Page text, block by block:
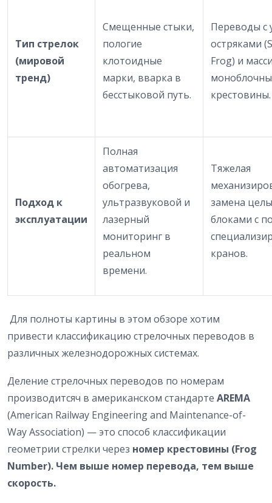
Тип стрелок
(мировой
тренд)
Смещенные стыки,
пологие
клотоидные
марки, вварка в
бесстыковой путь.
Переводы с
остряками
Frog) и
крестовины.
Подход к
эксплуатации
Полная
автоматизация
обогрева,
ультразвуковой и
лазерный
мониторинг в
реальном
времени.
Тяжелая
замена
блоками с
кранов.
Для полноты картины в этом обзоре хотим
привести классификацию стрелочных переводов в
различных железнодорожных системах.
Деление стрелочных переводов по номерам
производитсяч в американском стандарте AREMA
(American Railway Engineering and Maintenance-of-
Way Association) — это способ классификации
геометрии стрелки через номер крестовины (Frog
Number). Чем выше номер перевода, тем выше
скорость.